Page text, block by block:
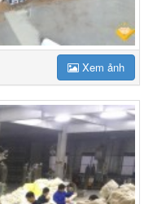
Xem ảnh